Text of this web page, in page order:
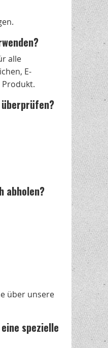
alle
E-
Produkt.
abholen?
über unsere
spezielle